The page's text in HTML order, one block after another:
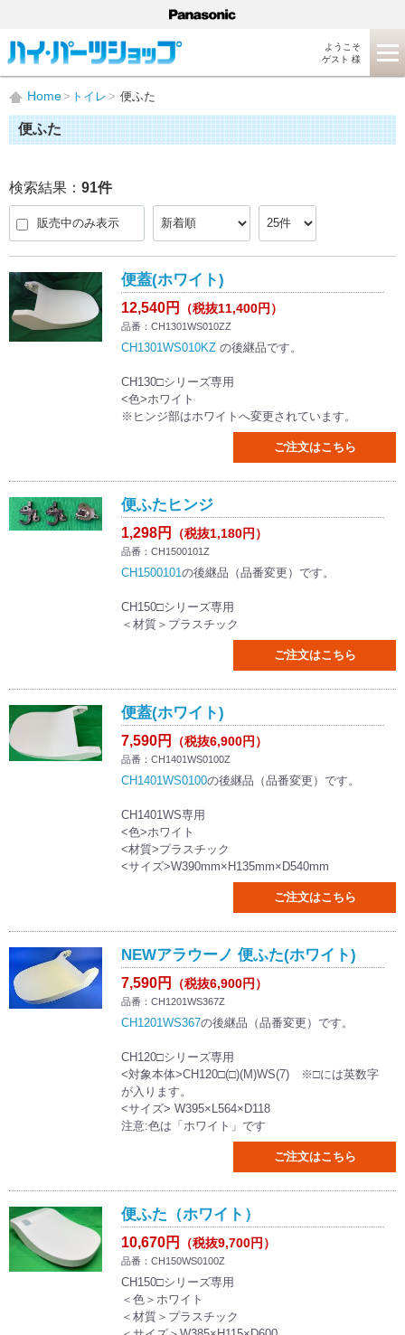
ようこそ
ゲスト 様
Home トイレ 便ふた
便ふた
検索結果： 91件
販売中のみ表示
便蓋(ホワイト)
12,540円 （税抜11,400円）
品番：CH1301WS010ZZ
CH1301WS010KZの後継品です。
CH130□シリーズ専用
<色>ホワイト
※ヒンジ部はホワイトへ変更されています。
ご注文はこちら
便ふたヒンジ
1,298円 （税抜1,180円）
品番：CH1500101Z
CH1500101の後継品（品番変更）です。
CH150□シリーズ専用
＜材質＞プラスチック
ご注文はこちら
便蓋(ホワイト)
7,590円 （税抜6,900円）
品番：CH1401WS0100Z
CH1401WS0100の後継品（品番変更）です。
CH1401WS専用
<色>ホワイト
<材質>プラスチック
<サイズ>W390mm×H135mm×D540mm
ご注文はこちら
NEWアラウーノ 便ふた(ホワイト)
7,590円 （税抜6,900円）
品番：CH1201WS367Z
CH1201WS367の後継品（品番変更）です。
CH120□シリーズ専用
<対象本体>CH120□(□)(M)WS(7) ※□には英数字
が入ります。
<サイズ> W395×L564×D118
注意:色は「ホワイト」です
ご注文はこちら
便ふた（ホワイト）
10,670円 （税抜9,700円）
品番：CH150WS0100Z
CH150□シリーズ専用
＜色＞ホワイト
＜材質＞プラスチック